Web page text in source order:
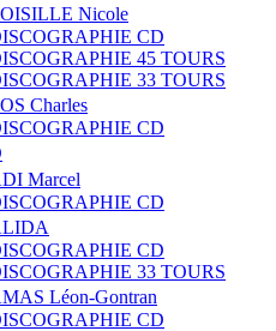
Nicole
CD
45 TOURS
33 TOURS
Charles
CD
Marcel
CD
CD
33 TOURS
Léon-Gontran
CD